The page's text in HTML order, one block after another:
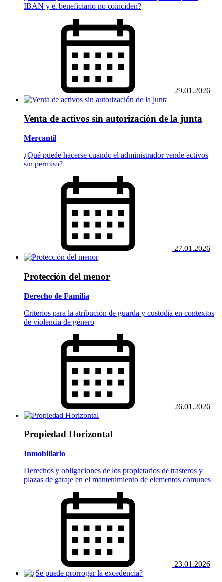
IBAN y el beneficiario no coinciden?
29.01.2026
Venta de activos sin autorización de la junta
Mercantil
¿Qué puede hacerse cuando el administrador vende activos
sin permiso?
27.01.2026
Protección del menor
Derecho de Familia
Criterios para la atribución de guarda y custodia en contextos
de violencia de género
26.01.2026
Propiedad Horizontal
Inmobiliario
Derechos y obligaciones de los propietarios de trasteros y
plazas de garaje en el mantenimiento de elementos comunes
23.01.2026